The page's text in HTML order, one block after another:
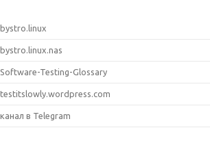
bystro.linux
bystro.linux.nas
Software-Testing-Glossary
testitslowly.wordpress.com
канал в Telegram